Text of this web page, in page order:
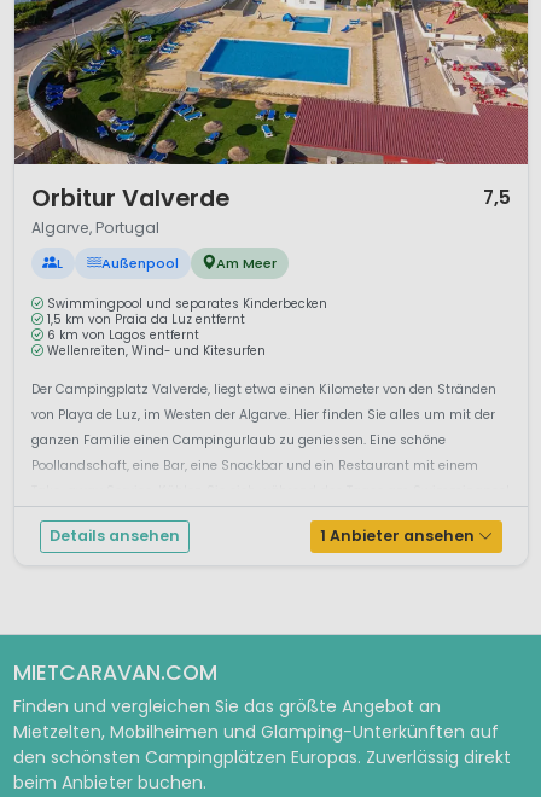
Orbitur Valverde 7,5
Algarve, Portugal
L Außenpool Am Meer
Swimmingpool und separates Kinderbecken
1,5 km von Praia da Luz entfernt
6 km von Lagos entfernt
Wellenreiten, Wind- und Kitesurfen
Der Campingplatz Valverde, liegt etwa einen Kilometer von den Stränden
von Playa de Luz, im Westen der Algarve. Hier finden Sie alles um mit der
ganzen Familie einen Campingurlaub zu geniessen. Eine schöne
Poollandschaft, eine Bar, eine Snackbar und ein Restaurant mit einem
mit se...
Details ansehen 1 Anbieter ansehen
MIETCARAVAN.COM
Finden und vergleichen Sie das größte Angebot an
Mietzelten, Mobilheimen und Glamping-Unterkünften auf
den schönsten Campingplätzen Europas. Zuverlässig direkt
beim Anbieter buchen.